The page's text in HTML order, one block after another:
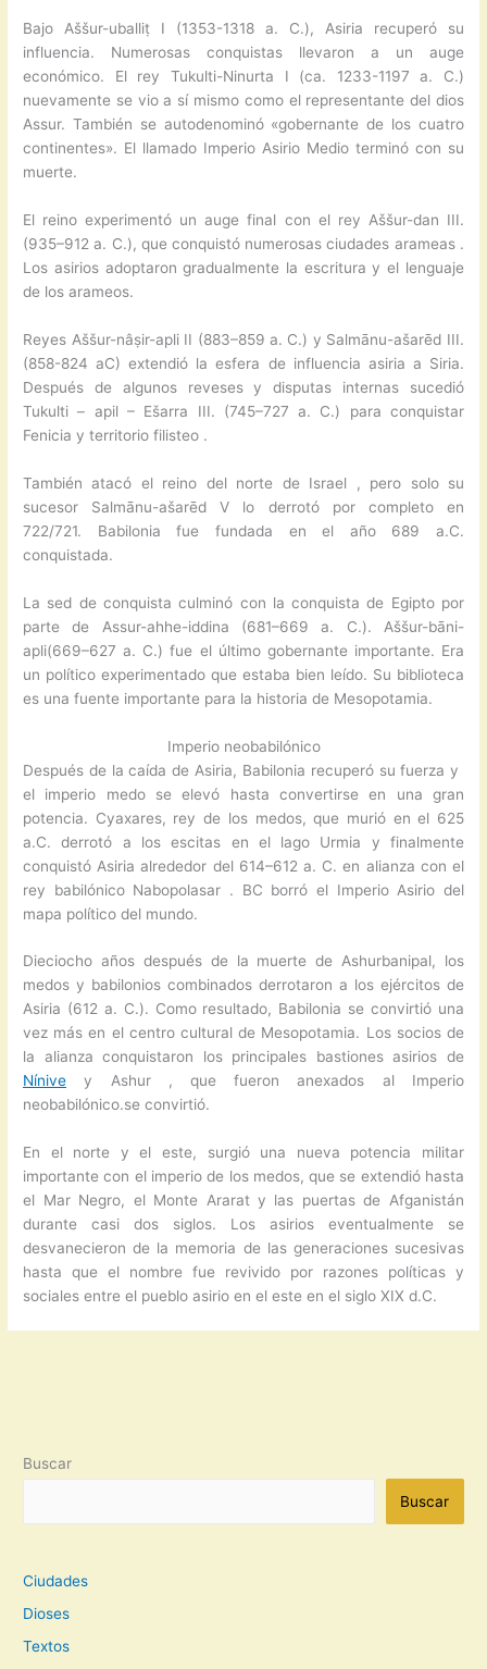
Bajo Aššur-uballiṭ I (1353-1318 a. C.), Asiria recuperó su
influencia. Numerosas conquistas llevaron a un auge
económico. El rey Tukulti-Ninurta I (ca. 1233-1197 a. C.)
nuevamente se vio a sí mismo como el representante del dios
Assur. También se autodenominó «gobernante de los cuatro
continentes». El llamado Imperio Asirio Medio terminó con su
muerte.
El reino experimentó un auge final con el rey Aššur-dan III.
(935–912 a. C.), que conquistó numerosas ciudades arameas .
Los asirios adoptaron gradualmente la escritura y el lenguaje
de los arameos.
Reyes Aššur-nâṣir-apli II (883–859 a. C.) y Salmānu-ašarēd III.
(858-824 aC) extendió la esfera de influencia asiria a Siria.
Después de algunos reveses y disputas internas sucedió
Tukulti – apil – Ešarra III. (745–727 a. C.) para conquistar
Fenicia y territorio filisteo .
También atacó el reino del norte de Israel , pero solo su
sucesor Salmānu-ašarēd V lo derrotó por completo en
722/721. Babilonia fue fundada en el año 689 a.C.
conquistada.
La sed de conquista culminó con la conquista de Egipto por
parte de Assur-ahhe-iddina (681–669 a. C.). Aššur-bāni-
apli(669–627 a. C.) fue el último gobernante importante. Era
un político experimentado que estaba bien leído. Su biblioteca
es una fuente importante para la historia de Mesopotamia.
Imperio neobabilónico
Después de la caída de Asiria, Babilonia recuperó su fuerza y ​​
el imperio medo se elevó hasta convertirse en una gran
potencia. Cyaxares, rey de los medos, que murió en el 625
a.C. derrotó a los escitas en el lago Urmia y finalmente
conquistó Asiria alrededor del 614–612 a. C. en alianza con el
rey babilónico Nabopolasar . BC borró el Imperio Asirio del
mapa político del mundo.
Dieciocho años después de la muerte de Ashurbanipal, los
medos y babilonios combinados derrotaron a los ejércitos de
Asiria (612 a. C.). Como resultado, Babilonia se convirtió una
vez más en el centro cultural de Mesopotamia. Los socios de
la alianza conquistaron los principales bastiones asirios de
Nínive y Ashur , que fueron anexados al Imperio
neobabilónico.se convirtió.
En el norte y el este, surgió una nueva potencia militar
importante con el imperio de los medos, que se extendió hasta
el Mar Negro, el Monte Ararat y las puertas de Afganistán
durante casi dos siglos. Los asirios eventualmente se
desvanecieron de la memoria de las generaciones sucesivas
hasta que el nombre fue revivido por razones políticas y
sociales entre el pueblo asirio en el este en el siglo XIX d.C.
Buscar
Buscar
Ciudades
Dioses
Textos